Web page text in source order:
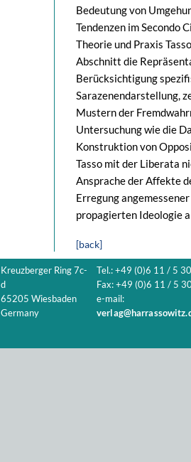
Bedeutung von
Tendenzen im Secondo
Theorie und Praxis
Abschnitt die
Berücksichtigung
Sarazenendarstellung,
Mustern der
Untersuchung wie die
Konstruktion von
Tasso mit der Liberata
Ansprache der Affekte
Erregung
propagierten Ideologie
[back]
Kreuzberger Ring 7c-
d
65205 Wiesbaden
Germany
Tel.: +49 (0)6 11 / 5
Fax: +49 (0)6 11 / 5
e-mail: